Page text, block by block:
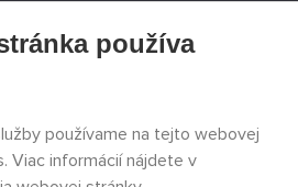
Kontakty
Facebook
používa
používame na tejto webovej
Viac informácií nájdete v